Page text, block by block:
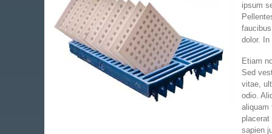
ipsum
dolor.
Etiam
Sed
vitae,
odio.
aliquam
sapien